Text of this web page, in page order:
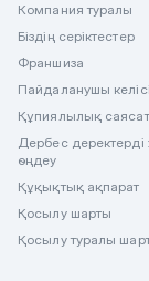
Компания туралы
Біздің серіктестер
Франшиза
Пайдаланушы
Құпиялылық
Дербес
өңдеу
Құқықтық ақпарат
Қосылу шарты
Қосылу туралы